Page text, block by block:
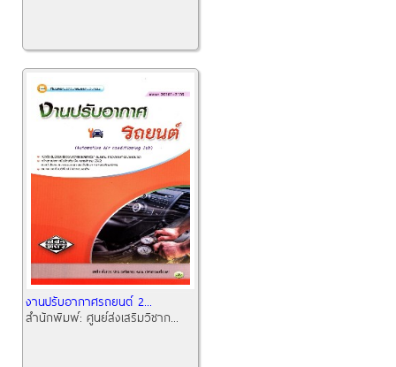
งานปรับอากาศรถยนต์ 2...
สำนักพิมพ์: ศูนย์ส่งเสริมวิชาก...